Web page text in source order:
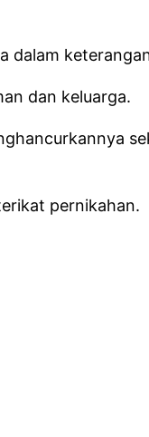
dalam
dan keluarga.
pernikahan.